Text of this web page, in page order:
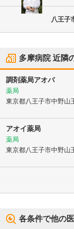
八王子
多摩病院近隣
調剤薬局アオバ
薬局
東京都八王子市中野山
アオイ薬局
薬局
東京都八王子市中野山
各条件で他の